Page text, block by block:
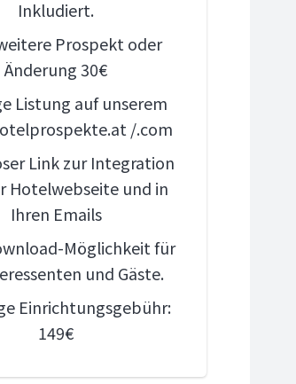
Inkludiert.
Prospekt oder
Änderung 30€
Listung auf unserem
/.com
Link zur Integration
Hotelwebseite und in
Ihren Emails
Möglichkeit für
und Gäste.
Einrichtungsgebühr:
149€